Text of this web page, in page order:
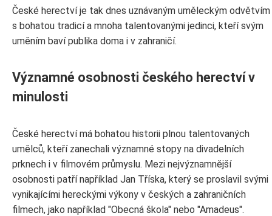
České herectví je tak dnes uznávaným uměleckým odvětvím
s bohatou tradicí a mnoha talentovanými jedinci, kteří svým
uměním baví publika doma i v zahraničí.
Významné osobnosti českého herectví v
minulosti
České herectví má bohatou historii plnou talentovaných
umělců, kteří zanechali významné stopy na divadelních
prknech i v filmovém průmyslu. Mezi nejvýznamnější
osobnosti patří například Jan Tříska, který se proslavil svými
vynikajícími hereckými výkony v českých a zahraničních
filmech, jako například "Obecná škola" nebo "Amadeus".